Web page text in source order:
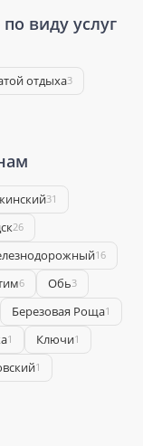
виду услуг
отдыха3
31
26
16
6 Обь3
Березовая Роща1
1 Ключи1
1